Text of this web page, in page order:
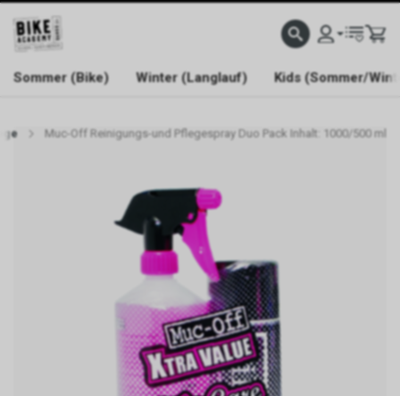
WELCOME TO BIKE ACADEMY
Sommer (Bike) Winter (Langlauf) Kids (Sommer/
Muc-Off Reinigungs-und Pflegespray Duo Pack Inhalt: 1000/500 ml